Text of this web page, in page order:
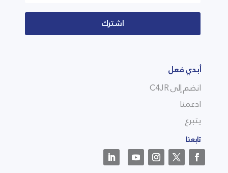
اشترك
أبدي فعل
انضم إلى C4JR
ادعمنا
يتبرع
تابعنا